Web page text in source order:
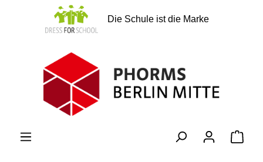
springen
Die Schule ist die Marke